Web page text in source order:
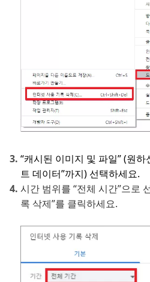
“캐시된 이미지 및 파일” (원
트 데이터”까지) 선택하세요.
시간 범위를 “전체 시간”으로
록 삭제”를 클릭하세요.